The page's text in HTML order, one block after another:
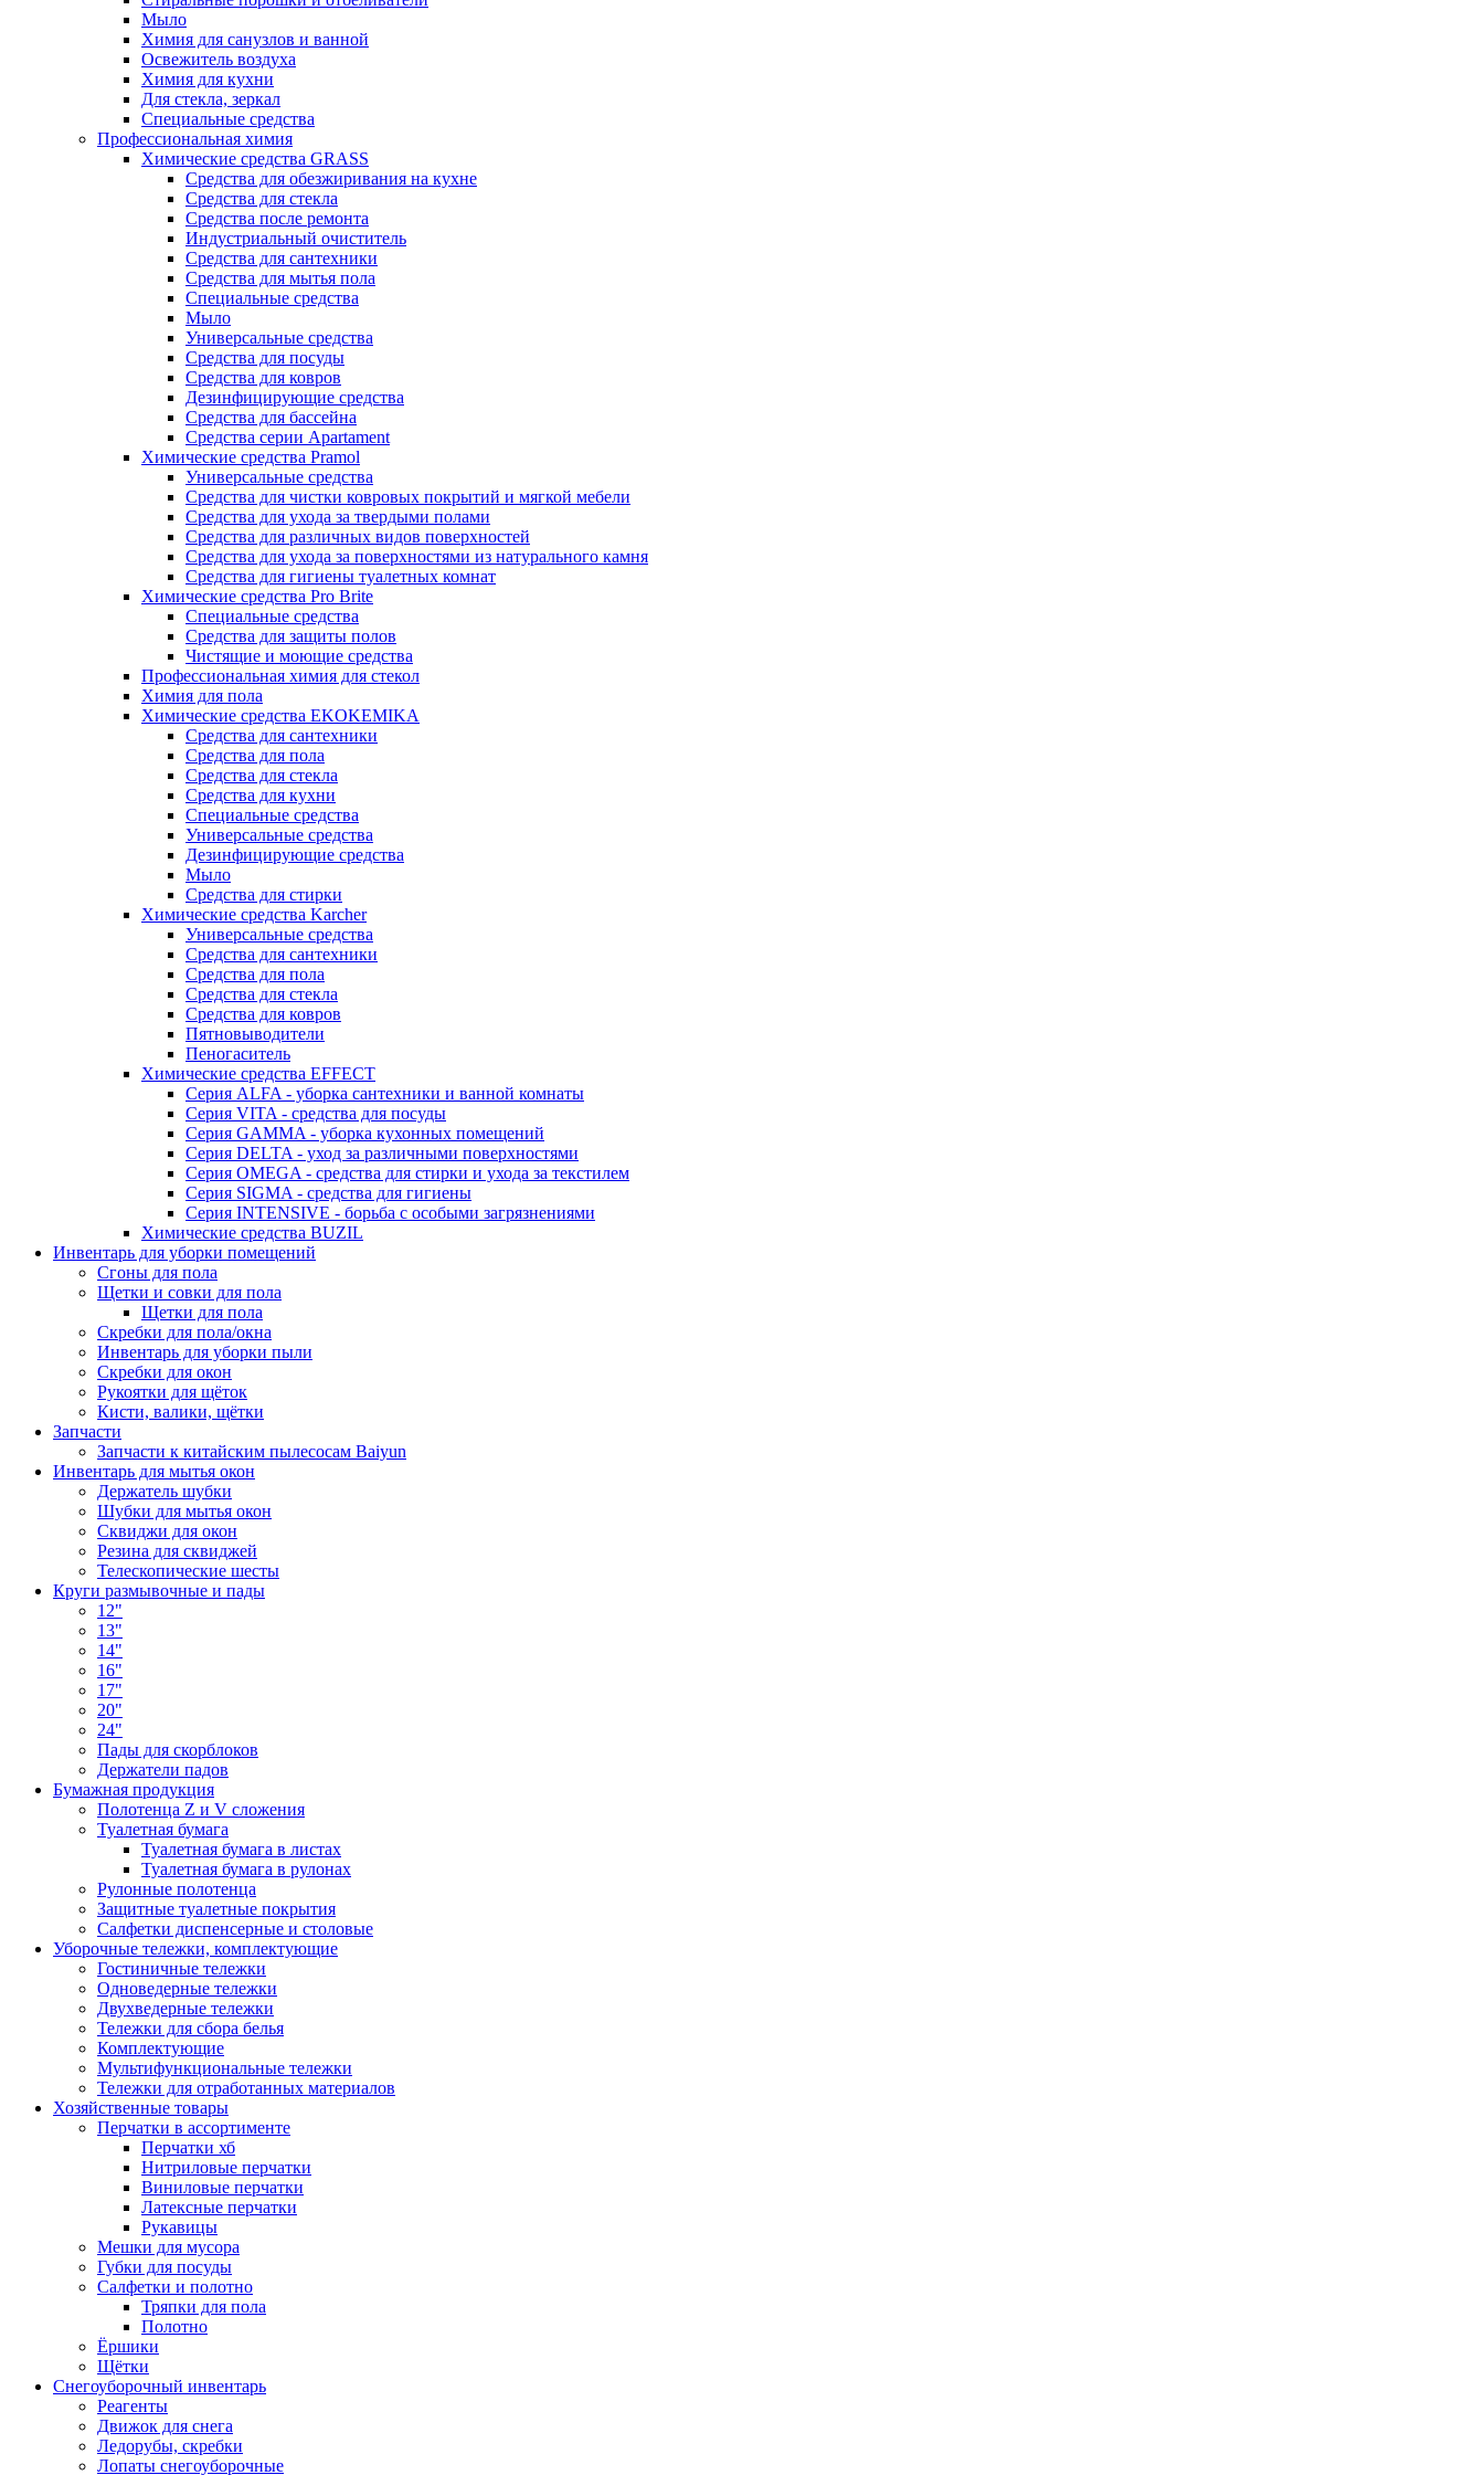
Мыло
Химия для санузлов и ванной
Освежитель воздуха
Химия для кухни
Для стекла, зеркал
Специальные средства
Профессиональная химия
Химические средства GRASS
Средства для обезжиривания на кухне
Средства для стекла
Средства после ремонта
Индустриальный очиститель
Средства для сантехники
Средства для мытья пола
Специальные средства
Мыло
Универсальные средства
Средства для посуды
Средства для ковров
Дезинфицирующие средства
Средства для бассейна
Средства серии Apartament
Химические средства Pramol
Универсальные средства
Средства для чистки ковровых покрытий и мягкой мебели
Средства для ухода за твердыми полами
Средства для различных видов поверхностей
Средства для ухода за поверхностями из натурального камня
Средства для гигиены туалетных комнат
Химические средства Pro Brite
Специальные средства
Средства для защиты полов
Чистящие и моющие средства
Профессиональная химия для стекол
Химия для пола
Химические средства EKOKEMIKA
Средства для сантехники
Средства для пола
Средства для стекла
Средства для кухни
Специальные средства
Универсальные средства
Дезинфицирующие средства
Мыло
Средства для стирки
Химические средства Karcher
Универсальные средства
Средства для сантехники
Средства для пола
Средства для стекла
Средства для ковров
Пятновыводители
Пеногаситель
Химические средства EFFECT
Серия ALFA - уборка сантехники и ванной комнаты
Серия VITA - средства для посуды
Серия GAMMA - уборка кухонных помещений
Серия DELTA - уход за различными поверхностями
Серия OMEGA - средства для стирки и ухода за текстилем
Серия SIGMA - средства для гигиены
Серия INTENSIVE - борьба с особыми загрязнениями
Химические средства BUZIL
Инвентарь для уборки помещений
Сгоны для пола
Щетки и совки для пола
Щетки для пола
Скребки для пола/окна
Инвентарь для уборки пыли
Скребки для окон
Рукоятки для щёток
Кисти, валики, щётки
Запчасти
Запчасти к китайским пылесосам Baiyun
Инвентарь для мытья окон
Держатель шубки
Шубки для мытья окон
Сквиджи для окон
Резина для сквиджей
Телескопические шесты
Круги размывочные и пады
12"
13"
14"
16"
17"
20"
24"
Пады для скорблоков
Держатели падов
Бумажная продукция
Полотенца Z и V сложения
Туалетная бумага
Туалетная бумага в листах
Туалетная бумага в рулонах
Рулонные полотенца
Защитные туалетные покрытия
Салфетки диспенсерные и столовые
Уборочные тележки, комплектующие
Гостиничные тележки
Одноведерные тележки
Двухведерные тележки
Тележки для сбора белья
Комплектующие
Мультифункциональные тележки
Тележки для отработанных материалов
Хозяйственные товары
Перчатки в ассортименте
Перчатки хб
Нитриловые перчатки
Виниловые перчатки
Латексные перчатки
Рукавицы
Мешки для мусора
Губки для посуды
Салфетки и полотно
Тряпки для пола
Полотно
Ёршики
Щётки
Снегоуборочный инвентарь
Реагенты
Движок для снега
Ледорубы, скребки
Лопаты снегоуборочные